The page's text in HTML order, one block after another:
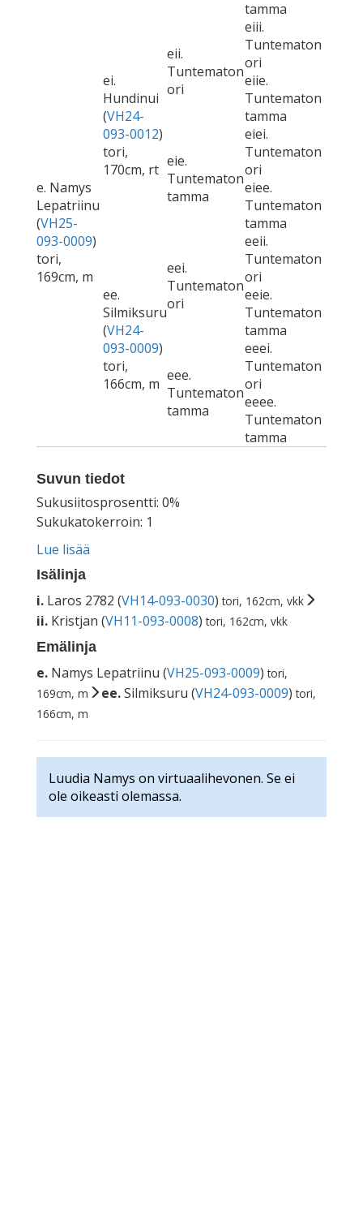
tamma
e. Namys
Lepatriinu
(VH25-
093-0009)
tori,
169cm, m
ei.
Hundinui
(VH24-
093-0012)
tori,
170cm, rt
eii.
Tuntematon
ori
eiii.
Tuntematon
ori
eiie.
Tuntematon
tamma
eie.
Tuntematon
tamma
eiei.
Tuntematon
ori
eiee.
Tuntematon
tamma
ee.
Silmiksuru
(VH24-
093-0009)
tori,
166cm, m
eei.
Tuntematon
ori
eeii.
Tuntematon
ori
eeie.
Tuntematon
tamma
eee.
Tuntematon
tamma
eeei.
Tuntematon
ori
eeee.
Tuntematon
tamma
Suvun tiedot
Sukusiitosprosentti: 0%
Sukukatokerroin: 1
Lue lisää
Isälinja
i. Laros 2782 (VH14-093-0030)tori, 162cm, vkk
ii. Kristjan (VH11-093-0008)tori, 162cm, vkk
Emälinja
e. Namys Lepatriinu (VH25-093-0009)tori,
169cm, m
ee.Silmiksuru (VH24-093-0009)tori,
166cm, m
Luudia Namys on virtuaalihevonen. Se ei
ole oikeasti olemassa.